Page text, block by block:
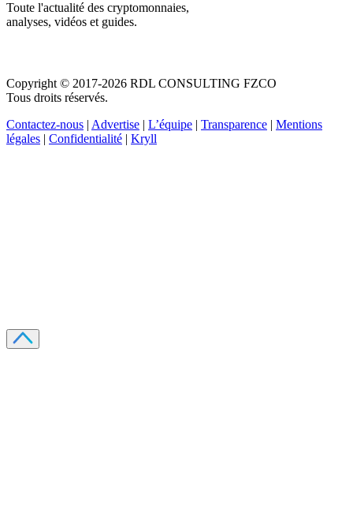
Toute l'actualité des cryptomonnaies,
analyses, vidéos et guides.
Copyright © 2017-2026 RDL CONSULTING FZCO
Tous droits réservés.
Contactez-nous Advertise L’équipe Transparence
Mentions
légales
Confidentialité Kryll